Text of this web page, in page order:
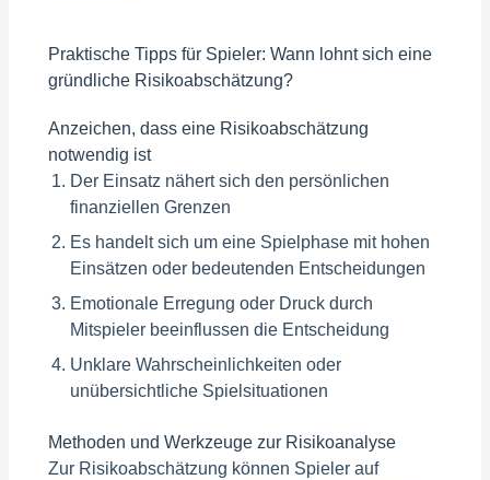
Praktische Tipps für Spieler: Wann lohnt sich eine
gründliche Risikoabschätzung?
Anzeichen, dass eine Risikoabschätzung
notwendig ist
Der Einsatz nähert sich den persönlichen
finanziellen Grenzen
Es handelt sich um eine Spielphase mit hohen
Einsätzen oder bedeutenden Entscheidungen
Emotionale Erregung oder Druck durch
Mitspieler beeinflussen die Entscheidung
Unklare Wahrscheinlichkeiten oder
unübersichtliche Spielsituationen
Methoden und Werkzeuge zur Risikoanalyse
Zur Risikoabschätzung können Spieler auf